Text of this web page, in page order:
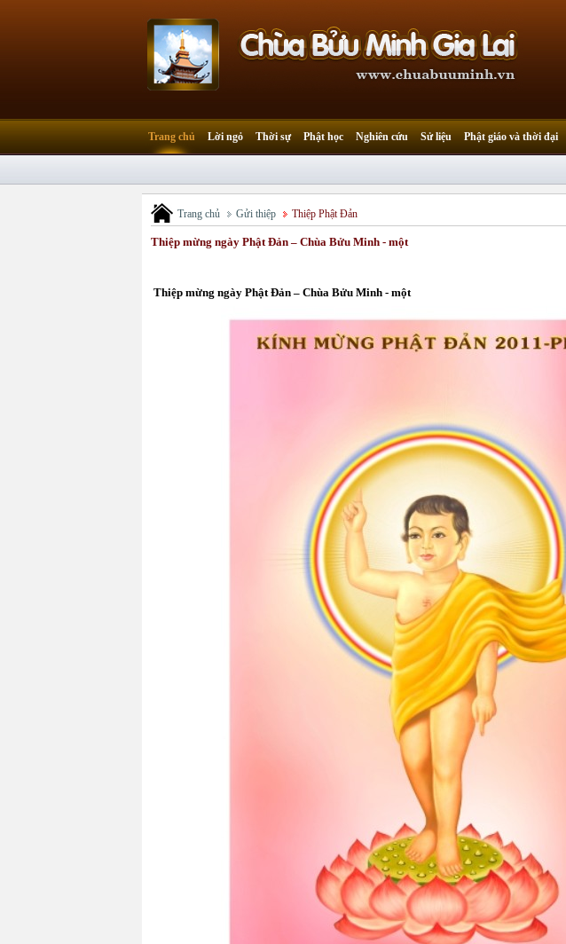
Trang chủ Lời ngỏ Thời sự Phật học Nghiên cứu Sử liệu Phật giáo và thời đại
Trang chủ Gửi thiệp Thiệp Phật Đản
Thiệp mừng ngày Phật Đản – Chùa Bửu Minh - một
Thiệp mừng ngày Phật Đản – Chùa Bửu Minh - một